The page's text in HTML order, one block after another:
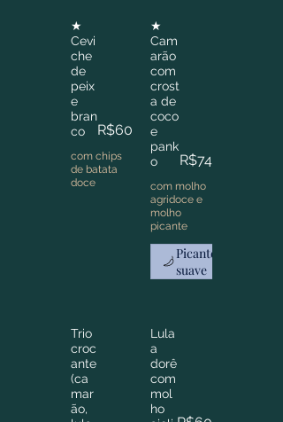
★
Cevi
che
de
peix
e
bran
co
com chips
de batata
doce
R$60
★
Cam
arão
com
crost
a de
coco
e
pank
o
com molho
agridoce e
molho
picante
R$74
Picante
suave
Trio
croc
ante
(ca
mar
ão,
Lula
a
dorê
com
mol
ho